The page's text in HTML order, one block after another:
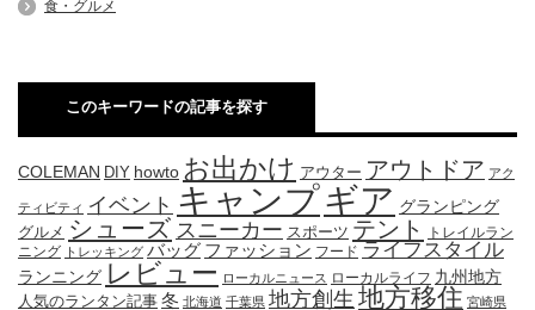
食・グルメ
このキーワードの記事を探す
COLEMAN DIY howto お出かけ アウター アウトドア アク
ティビティ イベント キャンプギア グランピング
グルメ シューズ スニーカー スポーツ テント
トレイルラン
ニング
トレッキング バッグ ファッション フード ライフスタイル
ランニング レビュー ローカルニュース ローカルライフ 九州地方
人気のランタン記事 冬 北海道 千葉県 地方創生 地方移住 宮崎県